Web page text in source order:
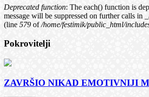
Deprecated function: The each() function is
message will be suppressed on further calls in
(line 579 of/home/festimik/public_html/
Pokrovitelji
ZAVRŠIO NIKAD EMOTIVNIJI